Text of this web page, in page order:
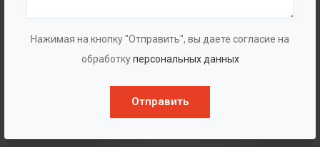
Нажимая на кнопку "Отправить", вы даете согласие на
обработкуперсональных данных
Отправить